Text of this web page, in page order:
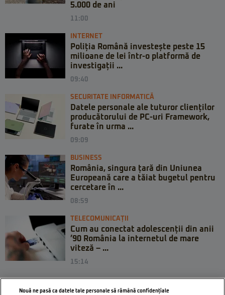
5.000 de ani
11:00
INTERNET
Poliția Română investește peste 15
milioane de lei într-o platformă de
investigații ...
09:40
SECURITATE INFORMATICĂ
Datele personale ale tuturor clienților
producătorului de PC-uri Framework,
furate în urma ...
09:09
BUSINESS
România, singura țară din Uniunea
Europeană care a tăiat bugetul pentru
cercetare în ...
08:59
TELECOMUNICAȚII
Cum au conectat adolescenții din anii
’90 România la internetul de mare
viteză – ...
15:14
Nouă ne pasă ca datele tale personale să rămână confidențiale